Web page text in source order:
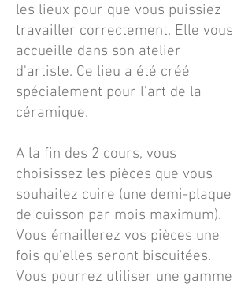
les lieux pour que vous puissiez
travailler correctement. Elle vous
accueille dans son atelier
d'artiste. Ce lieu a été créé
spécialement pour l'art de la
céramique.
A la fin des 2 cours, vous
choisissez les pièces que vous
souhaitez cuire (une demi-plaque
de cuisson par mois maximum).
Vous émaillerez vos pièces une
fois qu'elles seront biscuitées.
Vous pourrez utiliser une gamme